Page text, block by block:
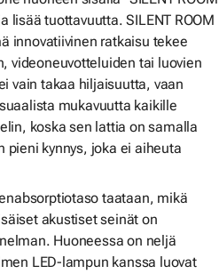
tuottavuutta. SILENT ROOM
innovatiivinen ratkaisu tekee
videoneuvotteluiden tai luovien
vain takaa hiljaisuutta, vaan
mukavuutta kaikille
koska sen lattia on samalla
pieni kynnys, joka ei aiheuta
taataan, mikä
akustiset seinät on
Huoneessa on neljä
LED-lampun kanssa luovat